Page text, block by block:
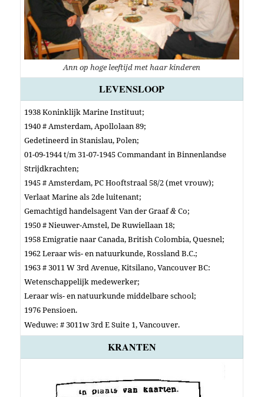
Ann op hoge leeftijd met haar kinderen
LEVENSLOOP
1938 Koninklijk Marine Instituut;
1940 # Amsterdam, Apollolaan 89;
Gedetineerd in Stanislau, Polen;
01-09-1944 t/m 31-07-1945 Commandant in Binnenlandse
Strijdkrachten;
1945 # Amsterdam, PC Hooftstraal 58/2 (met vrouw);
Verlaat Marine als 2de luitenant;
Gemachtigd handelsagent Van der Graaf&Co;
1950 # Nieuwer-Amstel, De Ruwiellaan 18;
1958 Emigratie naar Canada, British Colombia, Quesnel;
1962 Leraar wis- en natuurkunde, Rossland B.C.;
1963 # 3011 W 3rd Avenue, Kitsilano, Vancouver BC:
Wetenschappelijk medewerker;
Leraar wis- en natuurkunde middelbare school;
1976 Pensioen.
Weduwe: # 3011w 3rd E Suite 1, Vancouver.
KRANTEN